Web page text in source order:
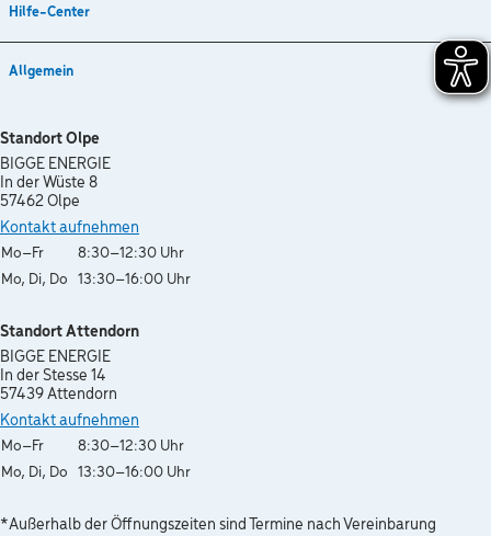
Hilfe-Center
Allgemein
Standort Olpe
BIGGE ENERGIE
In der Wüste 8
57462 Olpe
Kontakt aufnehmen
WochentagÖffnungszeiten
Mo–Fr
8:30–12:30 Uhr
Mo, Di, Do
13:30–16:00 Uhr
Standort Attendorn
BIGGE ENERGIE
In der Stesse 14
57439 Attendorn
Kontakt aufnehmen
WochentagÖffnungszeiten
Mo–Fr
8:30–12:30 Uhr
Mo, Di, Do
13:30–16:00 Uhr
*Außerhalb der Öffnungszeiten sind Termine nach Vereinbarung